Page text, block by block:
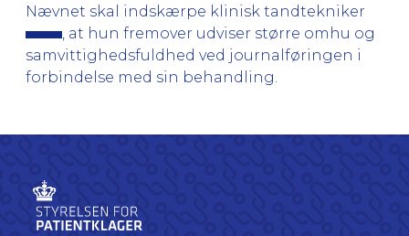
Nævnet skal indskærpe klinisk tandtekniker
, at hun fremover udviser større omhu og
samvittighedsfuldhed ved journalføringen i
forbindelse med sin behandling.